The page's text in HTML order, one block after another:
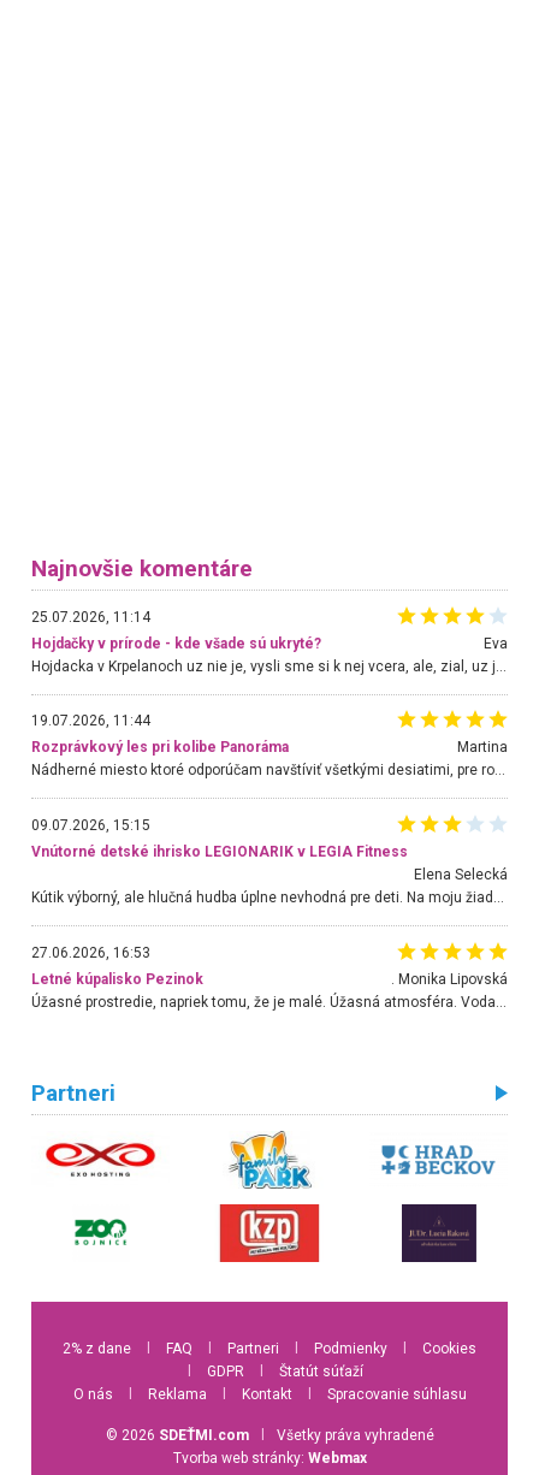
Najnovšie komentáre
25.07.2026, 11:14
Hojdačky v prírode - kde všade sú ukryté?
Eva
19.07.2026, 11:44
Rozprávkový les pri kolibe Panoráma
Martina
Nádherné miesto ktoré odporúčam navštíviť všetkými desiatimi, pre rodiny s deťmi, dôchodcom... Proste a jednoducho ozaj rozprávkový les.. určite ešte prídeme. Odniesli sme si na pamiatku krásne tričká,
09.07.2026, 15:15
Vnútorné detské ihrisko LEGIONARIK v LEGIA Fitness
Elena Selecká
Kútik výborný, ale hlučná hudba úplne nevhodná pre deti. Na moju žiadosť o aspoň sušenie nereagovali.
27.06.2026, 16:53
Letné kúpalisko Pezinok
. Monika Lipovská
Partneri
2% z dane FAQ Partneri Podmienky
Cookies
GDPR
Štatút súťaží
O nás
Reklama Kontakt Spracovanie súhlasu
© 2026 SDEŤMI.com
Všetky práva vyhradené
Tvorba web stránky: Webmax